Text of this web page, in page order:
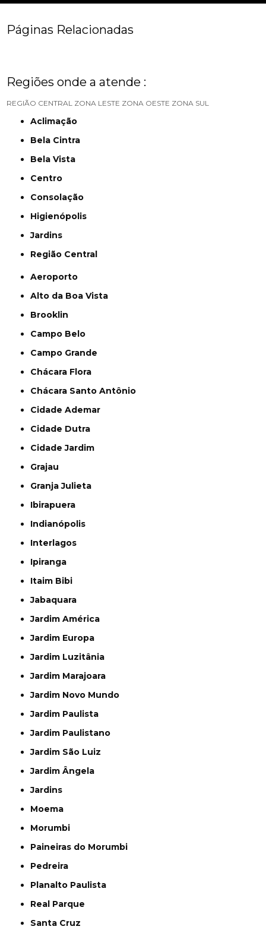
Páginas Relacionadas
Regiões onde a atende :
REGIÃO CENTRAL ZONA LESTE ZONA OESTE ZONA SUL
Aclimação
Bela Cintra
Bela Vista
Centro
Consolação
Higienópolis
Jardins
Região Central
Aeroporto
Alto da Boa Vista
Brooklin
Campo Belo
Campo Grande
Chácara Flora
Chácara Santo Antônio
Cidade Ademar
Cidade Dutra
Cidade Jardim
Grajau
Granja Julieta
Ibirapuera
Indianópolis
Interlagos
Ipiranga
Itaim Bibi
Jabaquara
Jardim América
Jardim Europa
Jardim Luzitânia
Jardim Marajoara
Jardim Novo Mundo
Jardim Paulista
Jardim Paulistano
Jardim São Luiz
Jardim Ângela
Jardins
Moema
Morumbi
Paineiras do Morumbi
Pedreira
Planalto Paulista
Real Parque
Santa Cruz